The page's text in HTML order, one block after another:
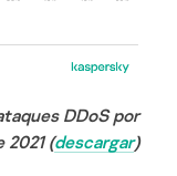
DDoS por
(descargar)